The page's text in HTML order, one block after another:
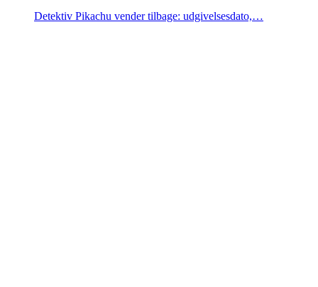
Detektiv Pikachu vender tilbage: udgivelsesdato,…